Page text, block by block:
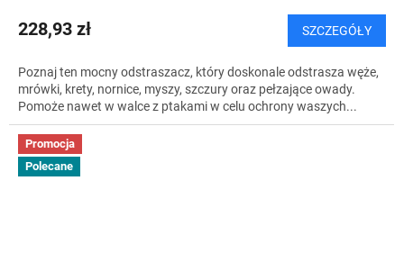
228,93 zł SZCZEGÓŁY
Poznaj ten mocny odstraszacz, który doskonale odstrasza węże,
mrówki, krety, nornice, myszy, szczury oraz pełzające owady.
Pomoże nawet w walce z ptakami w celu ochrony waszych...
Promocja
Polecane